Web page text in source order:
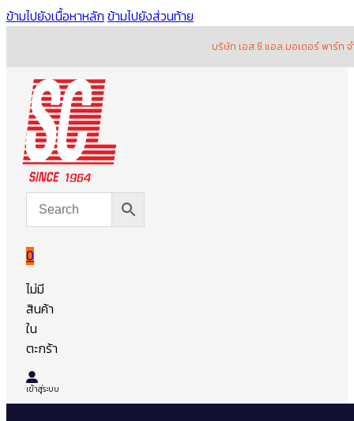
ข้ามไปยังเนื้อหาหลัก ข้ามไปยังส่วนท้าย
บริษัท เอส.ซี.แอล.มอเตอร์ พาร์ท จำกัด (ม
0
ไม่มี
สินค้า
ใน
ตะกร้า
เข้าสู่ระบบ